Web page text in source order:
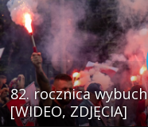
82. rocznica
[WIDEO, ZDJĘCIA]